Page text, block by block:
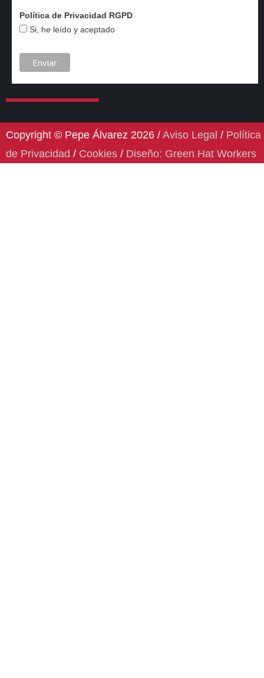
Política de Privacidad RGPD
Si, he leído y aceptado
Copyright © Pepe Álvarez 2026 / Aviso Legal / Política
de Privacidad / Cookies / Diseño: Green Hat Workers